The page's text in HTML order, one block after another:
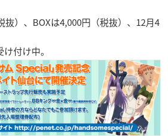
抜）、BOXは4,000円（税抜）、12月4
付け中。